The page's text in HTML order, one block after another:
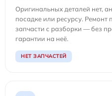
Оригинальных деталей нет,
посадке или ресурсу. Ремонт
запчасти с разборки — без
гарантии на неё.
НЕТ ЗАПЧАСТЕЙ